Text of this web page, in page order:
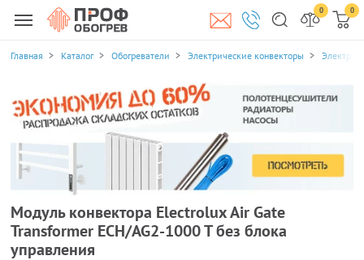
0 0
Главная Каталог Обогреватели Электрические конвекторы
Модуль конвектора Electrolux Air Gate
Transformer ECH/AG2-1000 T без блока
управления